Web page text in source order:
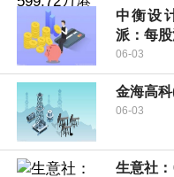
中衡设
派：每
06-03
金海高
06-03
生意社